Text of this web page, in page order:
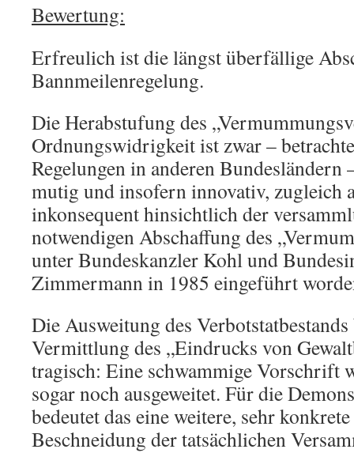
Bewertung:
Erfreulich ist die längst überfällige
Bannmeilenregelung.
Die Herabstufung des
Ordnungswidrigkeit ist zwar –
Regelungen in anderen Bundesländern
mutig und insofern innovativ, zugleich
inkonsequent hinsichtlich der
notwendigen Abschaffung des
unter Bundeskanzler Kohl und
Zimmermann in 1985 eingeführt
Die Ausweitung des
Vermittlung des „Eindrucks von
tragisch: Eine schwammige Vorschrift
sogar noch ausgeweitet. Für die
bedeutet das eine weitere, sehr
Beschneidung der tatsächlichen